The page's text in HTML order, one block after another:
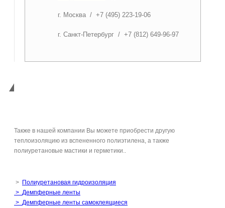
г. Москва / +7 (495) 223-19-06
г. Санкт-Петербург / +7 (812) 649-96-97
Также в нашей компании Вы можете приобрести другую
теплоизоляцию из вспененного полиэтилена, а также
полиуретановые мастики и герметики..
> Полиуретановая гидроизоляция
> Демпферные ленты
> Демпферные ленты самоклеящиеся